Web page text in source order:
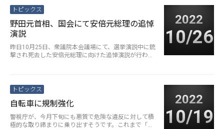
トピックス
野田元首相、国会にて安倍元総理の追悼
演説
昨日10月25日、衆議院本会議場にて、選挙演説中に銃
撃され死去した安倍元総理に向けた追悼演説が行われ
2022
10/26
トピックス
自転車に規制強化
警視庁が、今月下旬にも悪質で危険な違反に対して積
極的な取り締まりに乗り出すそうです。これまで「警
2022
10/19